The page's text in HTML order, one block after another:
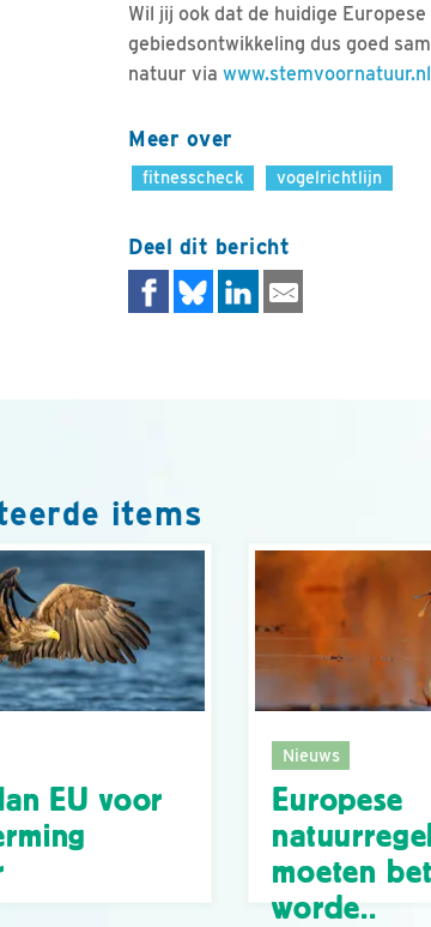
Wil jij ook dat de huidige
gebiedsontwikkeling dus goed
natuur via
Meer over
fitnesscheck vogelrichtlijn
Deel dit bericht
items
EU voor
Nieuws
Europese
moeten
worde..